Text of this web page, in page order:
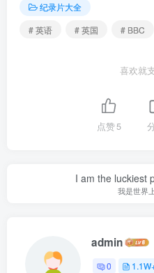
纪录片大全
# 英语
# 英国 # BBC
喜欢就
点赞5
I am the luckiest
我是世界
admin
0